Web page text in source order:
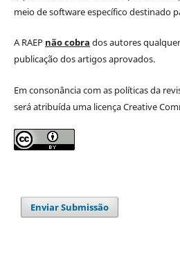
meio de software específico destinado
A RAEP não cobra dos autores
publicação dos artigos aprovados.
Em consonância com as políticas da
será atribuída uma licença Creative
Enviar Submissão